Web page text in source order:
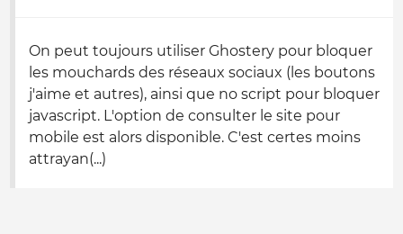
On peut toujours utiliser Ghostery pour bloquer
les mouchards des réseaux sociaux (les boutons
j'aime et autres), ainsi que no script pour bloquer
javascript. L'option de consulter le site pour
mobile est alors disponible. C'est certes moins
attrayan(...)